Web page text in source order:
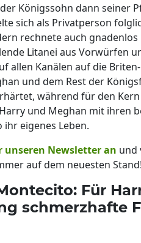
Königssohn dann seiner
sich als Privatperson
rechnete auch
Litanei aus Vorwürfen
allen Kanälen auf die
und dem Rest der
während für den
und Meghan mit ihren
eigenes Leben.
unseren Newsletter an und
auf dem neuesten Stand!
Für
schmerzhafte